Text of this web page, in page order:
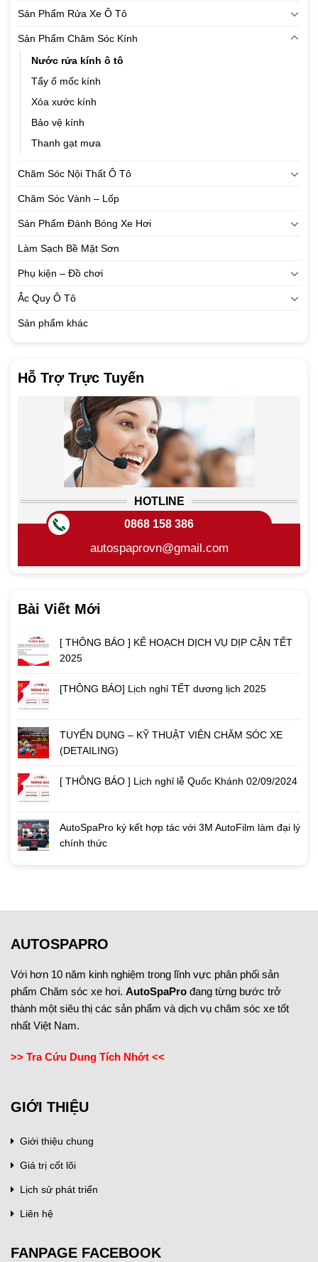
Sản Phẩm Rửa Xe Ô Tô
Sản Phẩm Chăm Sóc Kính
Nước rửa kính ô tô
Tẩy ố mốc kính
Xóa xước kính
Bảo vệ kính
Thanh gạt mưa
Chăm Sóc Nội Thất Ô Tô
Chăm Sóc Vành – Lốp
Sản Phẩm Đánh Bóng Xe Hơi
Làm Sạch Bề Mặt Sơn
Phụ kiện – Đồ chơi
Ắc Quy Ô Tô
Sản phẩm khác
Hỗ Trợ Trực Tuyến
HOTLINE
0868 158 386
autospaprovn@gmail.com
Bài Viết Mới
[ THÔNG BÁO ] KẾ HOẠCH DỊCH VỤ DỊP CẬN TẾT
2025
[THÔNG BÁO] Lịch nghỉ TẾT dương lịch 2025
TUYỂN DỤNG – KỸ THUẬT VIÊN CHĂM SÓC XE
(DETAILING)
[ THÔNG BÁO ] Lịch nghỉ lễ Quốc Khánh 02/09/2024
AutoSpaPro ký kết hợp tác với 3M AutoFilm làm đại lý
chính thức
AUTOSPAPRO
Với hơn 10 năm kinh nghiệm trong lĩnh vực phân phối sản
phẩm Chăm sóc xe hơi. AutoSpaPro đang từng bước trở
thành một siêu thị các sản phẩm và dịch vụ chăm sóc xe tốt
nhất Việt Nam.
>> Tra Cứu Dung Tích Nhớt <<
GIỚI THIỆU
Giới thiệu chung
Giá trị cốt lõi
Lịch sử phát triển
Liên hệ
FANPAGE FACEBOOK